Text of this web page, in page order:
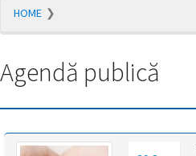
Redirecționare
română
în
secunde.
HOME
Agendă publică